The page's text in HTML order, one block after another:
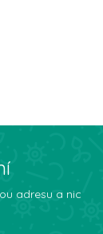
adresu a nic